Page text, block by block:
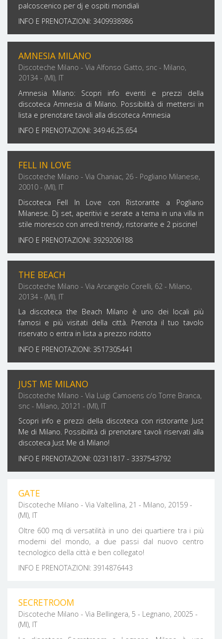
palcoscenico per dj e ospiti mondiali
INFO E PRENOTAZIONI: 3409938986
AMNESIA MILANO
Discoteche Milano - Via Alfonso Gatto, snc - Milano,
20134 - (MI), IT
Amnesia Milano: Scopri info eventi e prezzi della
discoteca Amnesia di Milano. Possibilità di mettersi in
lista e prenotare tavoli alla discoteca Amnesia
INFO E PRENOTAZIONI: 349.46.25.654
FELL IN LOVE
Discoteche Milano - Via Chaniac, 26 - Pogliano Milanese,
20010 - (MI), IT
Discoteca Fell In Love con Ristorante a Pogliano
Milanese. Dj set, aperitivi e serate a tema in una villa in
stile moresco con arredi trendy, ristorante e 2 piscine!
INFO E PRENOTAZIONI: 3929206188
THE BEACH
Discoteche Milano - Via Arcangelo Corelli, 62 - Milano,
20134 - (MI), IT
La discoteca the Beach Milano è uno dei locali più
famosi e più visitati della città. Prenota il tuo tavolo
riservato o entra in lista a prezzo ridotto
INFO E PRENOTAZIONI: 3517305441
JUST ME MILANO
Discoteche Milano - Via Luigi Camoens c/o Torre Branca,
snc - Milano, 20121 - (MI), IT
Scopri info e prezzi della discoteca con ristorante Just
Me di Milano. Possibilità di prenotare tavoli riservati alla
discoteca Just Me di Milano!
INFO E PRENOTAZIONI: 02311817 - 3337543792
GATE
Discoteche Milano - Via Valtellina, 21 - Milano, 20159 -
(MI), IT
Oltre 600 mq di versatilità in uno dei quartiere tra i più
moderni del mondo, a due passi dal nuovo centro
tecnologico della città e ben collegato!
INFO E PRENOTAZIONI: 3914876443
SECRETROOM
Discoteche Milano - Via Bellingera, 5 - Legnano, 20025 -
(MI), IT